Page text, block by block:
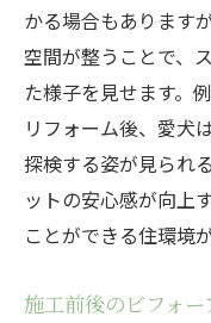
かる場合もあります
空間が整うことで、
た様子を見せます。
リフォーム後、愛犬
探検する姿が見られ
ットの安心感が向上
ことができる住環境
施工前後のビフォー